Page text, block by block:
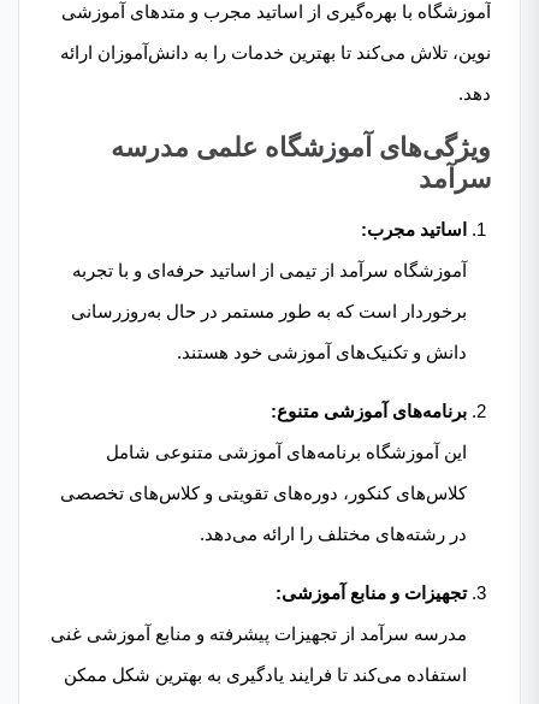
آموزشگاه با بهره‌گیری از اساتید مجرب و متدهای آموزشی
نوین، تلاش می‌کند تا بهترین خدمات را به دانش‌آموزان ارائه
دهد.
ویژگی‌های آموزشگاه علمی مدرسه
سرآمد
اساتید مجرب:
آموزشگاه سرآمد از تیمی از اساتید حرفه‌ای و با تجربه
برخوردار است که به طور مستمر در حال به‌روزرسانی
دانش و تکنیک‌های آموزشی خود هستند.
برنامه‌های آموزشی متنوع:
این آموزشگاه برنامه‌های آموزشی متنوعی شامل
کلاس‌های کنکور، دوره‌های تقویتی و کلاس‌های تخصصی
در رشته‌های مختلف را ارائه می‌دهد.
تجهیزات و منابع آموزشی:
مدرسه سرآمد از تجهیزات پیشرفته و منابع آموزشی غنی
استفاده می‌کند تا فرایند یادگیری به بهترین شکل ممکن